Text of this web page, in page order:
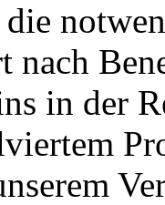
nach
in der